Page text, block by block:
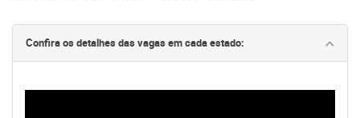
Confira os detalhes das vagas em cada estado: